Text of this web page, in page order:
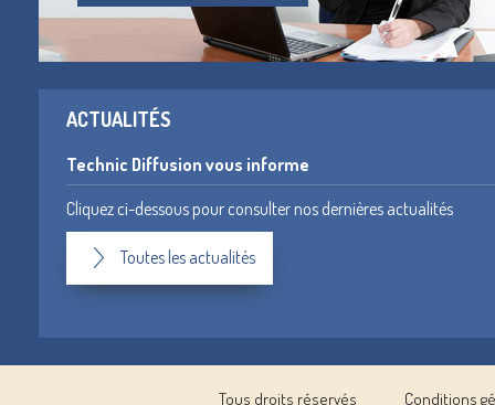
ACTUALITÉS
Technic Diffusion vous informe
Cliquez ci-dessous pour consulter nos dernières actualités
Toutes les actualités
Tous droits réservés Conditions